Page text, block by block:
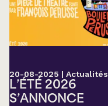
20-08-2025 | Actualités
L’ÉTÉ 2026
S’ANNONCE